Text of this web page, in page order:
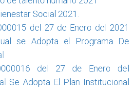
Social 2021.
del 27 de Enero del 2021
se Adopta el Programa De
del 27 de Enero del
Se Adopta El Plan Institucional